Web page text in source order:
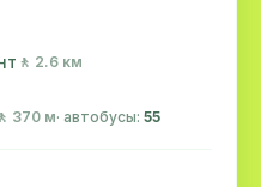
🚶 2.6 км
370 м· автобусы: 55